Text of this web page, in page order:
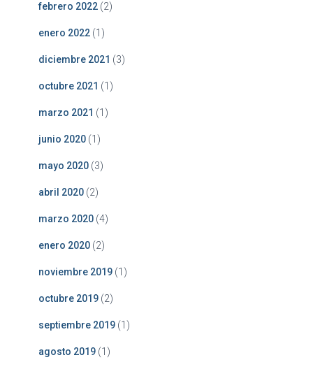
febrero 2022 (2)
enero 2022 (1)
diciembre 2021 (3)
octubre 2021 (1)
marzo 2021 (1)
junio 2020 (1)
mayo 2020 (3)
abril 2020 (2)
marzo 2020 (4)
enero 2020 (2)
noviembre 2019 (1)
octubre 2019 (2)
septiembre 2019 (1)
agosto 2019 (1)